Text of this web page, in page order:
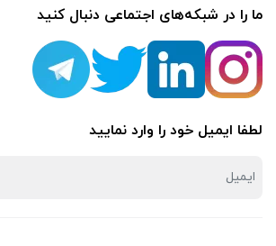
(12)
یو پی اس
(6)
ما را در شبکه‌های اجتماعی دنبال کنید
لطفا ایمیل خود را وارد نمایید